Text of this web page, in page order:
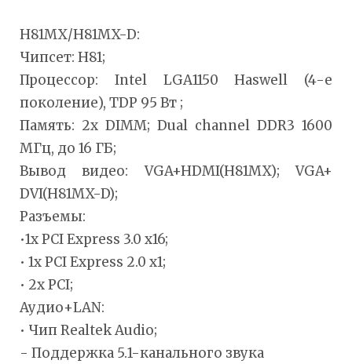
H81MX/H81MX-D:
Чипсет: H81;
Процессор: Intel LGA1150 Haswell (4-е
поколение), TDP 95 Вт ;
Память: 2x DIMM; Dual channel DDR3 1600
МГц, до 16 ГБ;
Вывод видео: VGA+HDMI(H81MX); VGA+
DVI(H81MX-D);
Разъемы:
•1x PCI Express 3.0 x16;
• 1x PCI Express 2.0 x1;
• 2x PCI;
Аудио+LAN:
• Чип Realtek Audio;
- Поддержка 5.1-канального звука